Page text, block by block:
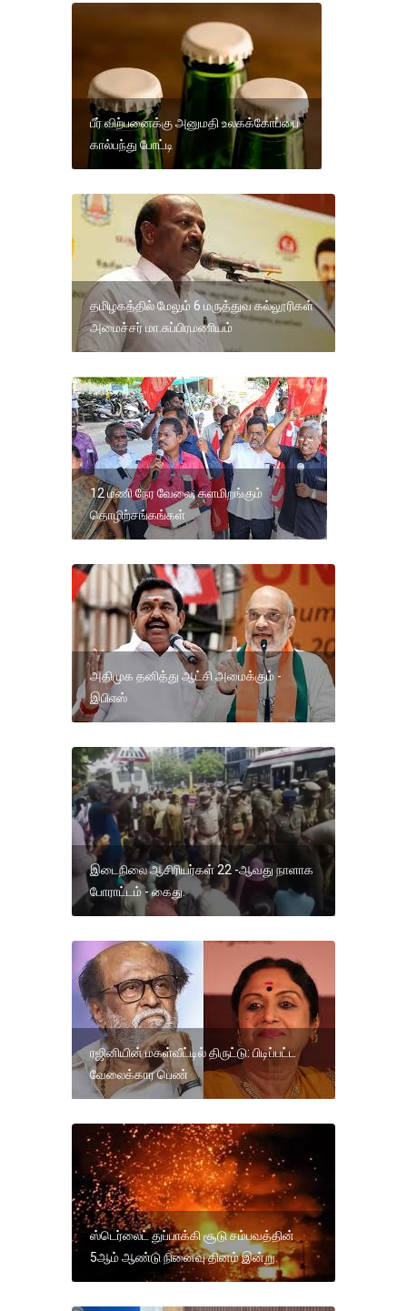
பீர் விற்பனைக்கு அனுமதி உலகக்கோப்பை
கால்பந்து போட்டி
தமிழகத்தில் மேலும் 6 மருத்துவ கல்லூரிகள்
அமைச்சர் மா.சுப்பிரமணியம்
12 மணி நேர வேலை; களமிறங்கும்
தொழிற்சங்கங்கள்
அதிமுக தனித்து ஆட்சி அமைக்கும் -
இபிஎஸ்
இடைநிலை ஆசிரியர்கள் 22 -ஆவது நாளாக
போராட்டம் - கைது.
ரஜினியின் மகள்வீட்டில் திருட்டு: பிடிப்பட்ட
வேலைக்கார பெண்
ஸ்டெர்லைட் துப்பாக்கி சூடு சம்பவத்தின்
5ஆம் ஆண்டு நினைவு தினம் இன்று.